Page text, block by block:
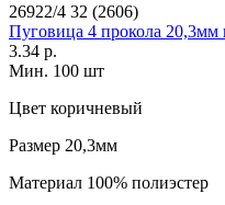
26922/4 32 (2606)
Пуговица 4 прокола 20,3мм
3.34 р.
Мин. 100 шт
Цвет коричневый
Размер 20,3мм
Материал 100% полиэстер